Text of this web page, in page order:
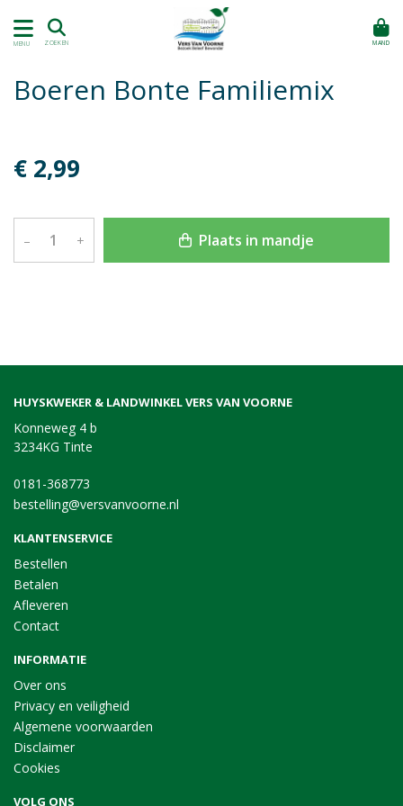
MENU ZOEKEN MAND
Boeren Bonte Familiemix
€ 2,99
– + Plaats in mandje
HUYSKWEKER & LANDWINKEL VERS VAN VOORNE
Konneweg 4 b
3234KG Tinte
0181-368773
bestelling@versvanvoorne.nl
KLANTENSERVICE
Bestellen
Betalen
Afleveren
Contact
INFORMATIE
Over ons
Privacy en veiligheid
Algemene voorwaarden
Disclaimer
Cookies
VOLG ONS